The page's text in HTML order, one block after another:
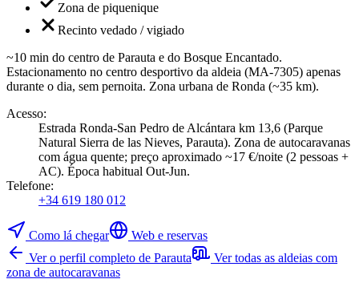
Zona de piquenique
Recinto vedado / vigiado
~10 min do centro de Parauta e do Bosque Encantado.
Estacionamento no centro desportivo da aldeia (MA-7305) apenas
durante o dia, sem pernoita. Zona urbana de Ronda (~35 km).
Acesso:
Estrada Ronda-San Pedro de Alcántara km 13,6 (Parque
Natural Sierra de las Nieves, Parauta). Zona de autocaravanas
com água quente; preço aproximado ~17 €/noite (2 pessoas +
AC). Época habitual Out-Jun.
Telefone:
+34 619 180 012
Como lá chegar
Web e reservas
Ver o perfil completo de Parauta
Ver todas as aldeias com
zona de autocaravanas